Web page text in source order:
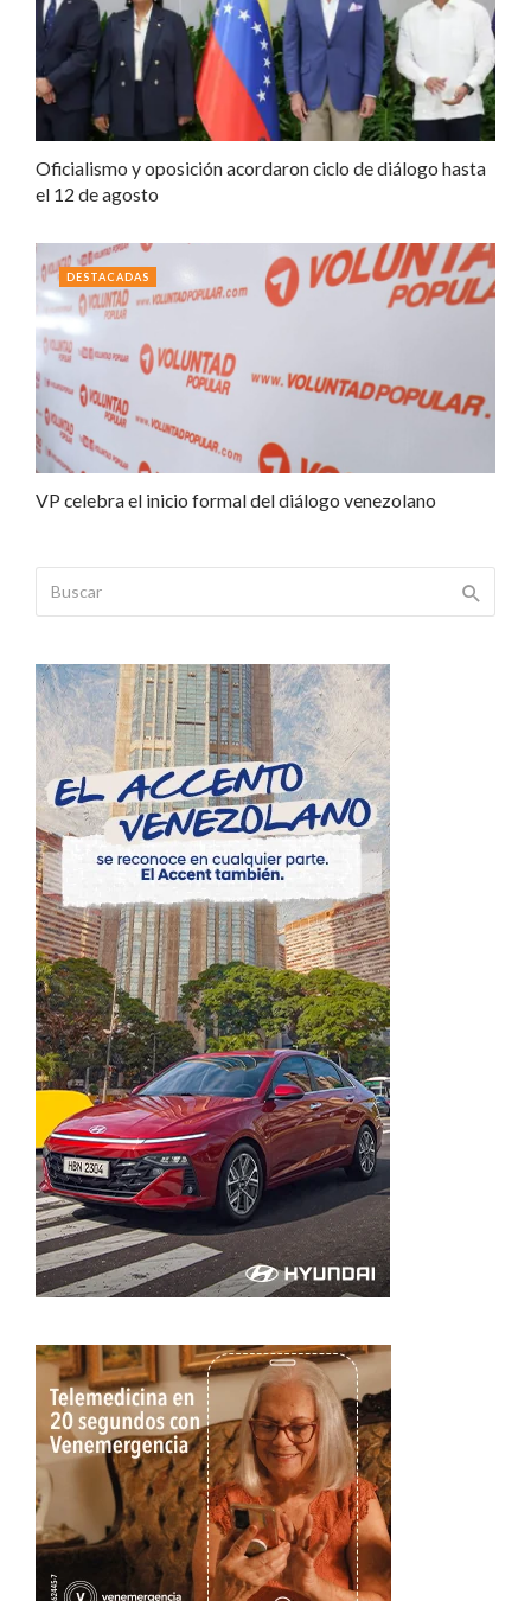
Oficialismo y oposición acordaron ciclo de diálogo hasta
el 12 de agosto
VP celebra el inicio formal del diálogo venezolano
DESTACADAS